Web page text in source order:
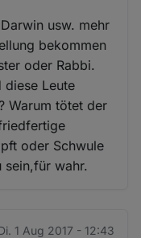
usw. mehr
bekommen
oder Rabbi.
diese Leute
Warum tötet der
oder Schwule
sein,für wahr.
1 Aug 2017 - 12:43